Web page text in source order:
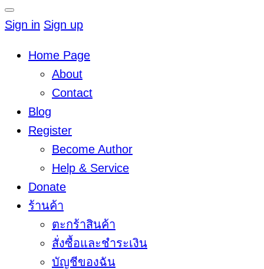
Sign in Sign up
Home Page
About
Contact
Blog
Register
Become Author
Help & Service
Donate
ร้านค้า
ตะกร้าสินค้า
สั่งซื้อและชำระเงิน
บัญชีของฉัน